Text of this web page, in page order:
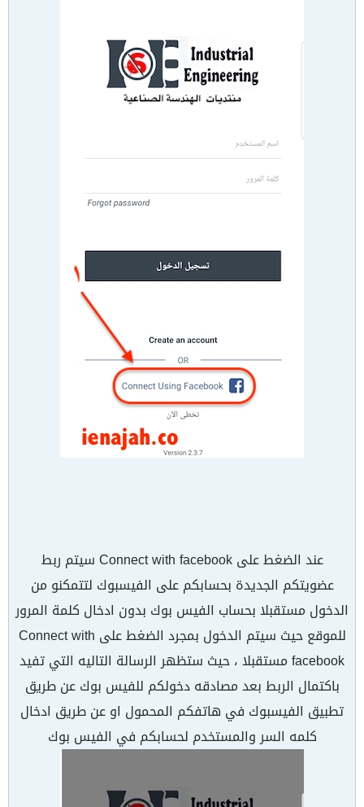
عند الضغط على Connect with facebook سيتم ربط
عضويتكم الجديدة بحسابكم على الفيسبوك لتتمكنو من
الدخول مستقبلا بحساب الفيس بوك بدون ادخال كلمة المرور
للموقع حيث سيتم الدخول بمجرد الضغط على Connect with
facebook مستقبلا ، حيث ستظهر الرسالة التاليه التي تفيد
باكتمال الربط بعد مصادقه دخولكم للفيس بوك عن طريق
تطبيق الفيسبوك في هاتفكم المحمول او عن طريق ادخال
كلمه السر والمستخدم لحسابكم في الفيس بوك